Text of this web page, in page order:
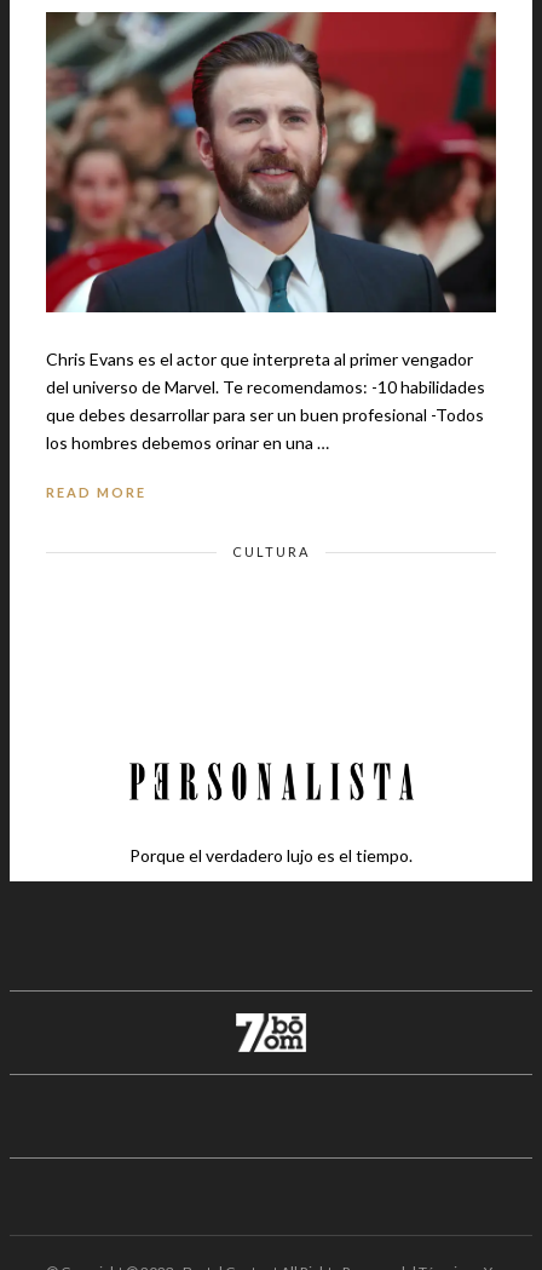
Chris Evans es el actor que interpreta al primer vengador
del universo de Marvel. Te recomendamos: -10 habilidades
que debes desarrollar para ser un buen profesional -Todos
los hombres debemos orinar en una …
READ MORE
CULTURA
Porque el verdadero lujo es el tiempo.